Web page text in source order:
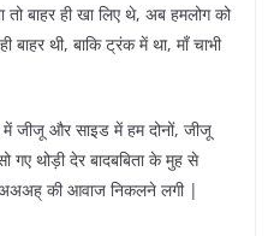
बाहर ही खा लिए थे, अब हमलोग को
बाहर थी, बाकि ट्रंक में था, माँ चाभी
में जीजू और साइड में हम दोनों, जीजू
थोड़ी देर बादबबिता के मुह से
की आवाज निकलने लगी |